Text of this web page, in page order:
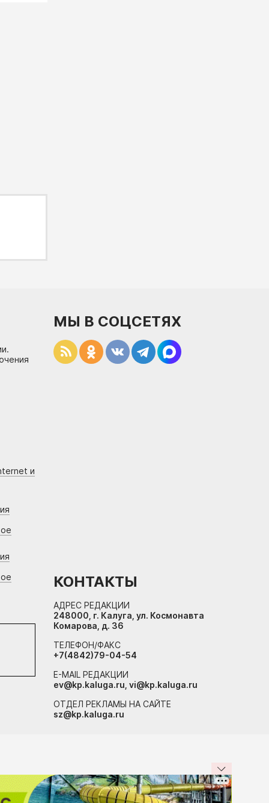
и
МЫ В СОЦСЕТЯХ
КОНТАКТЫ
АДРЕС РЕДАКЦИИ
248000, г. Калуга, ул. Космонавта
Комарова, д. 36
ТЕЛЕФОН/ФАКС
+7(4842)79-04-54
E-MAIL РЕДАКЦИИ
ev@kp.kaluga.ru, vi@kp.kaluga.ru
ОТДЕЛ РЕКЛАМЫ НА САЙТЕ
sz@kp.kaluga.ru